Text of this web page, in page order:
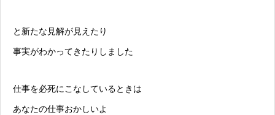
と新たな見解が見えたり
事実がわかってきたりしました
仕事を必死にこなしているときは
あなたの仕事おかしいよ